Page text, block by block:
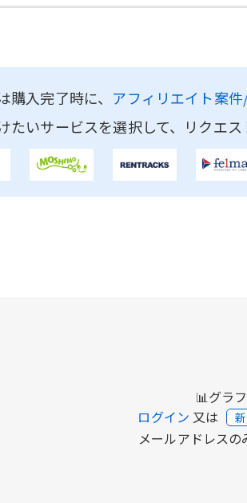
購入完了時に、 アフィリエイト案
たいサービスを選択して、リクエス
📊グラ
ログイン 又は
メールアドレスの